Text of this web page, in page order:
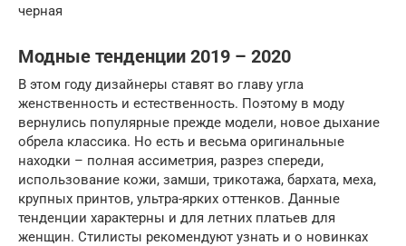
черная
Модные тенденции 2019 – 2020
В этом году дизайнеры ставят во главу угла
женственность и естественность. Поэтому в моду
вернулись популярные прежде модели, новое дыхание
обрела классика. Но есть и весьма оригинальные
находки – полная ассиметрия, разрез спереди,
использование кожи, замши, трикотажа, бархата, меха,
крупных принтов, ультра-ярких оттенков. Данные
тенденции характерны и для летних платьев для
женщин. Стилисты рекомендуют узнать и о новинках